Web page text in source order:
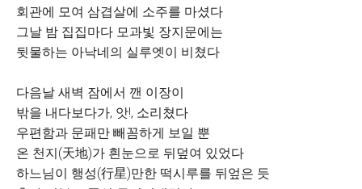
회관에 모여 삼겹살에 소주를 마셨다
그날 밤 집집마다 모과빛 장지문에는
뒷물하는 아낙네의 실루엣이 비쳤다
다음날 새벽 잠에서 깬 이장이
밖을 내다보다가, 앗!, 소리쳤다
우편함과 문패만 빼꼼하게 보일 뿐
온 천지(天地)가 흰눈으로 뒤덮여 있었다
하느님이 행성(行星)만한 떡시루를 뒤엎은 듯